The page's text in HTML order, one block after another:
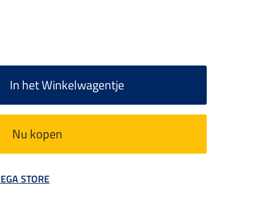
In het Winkelwagentje
Nu kopen
STORE